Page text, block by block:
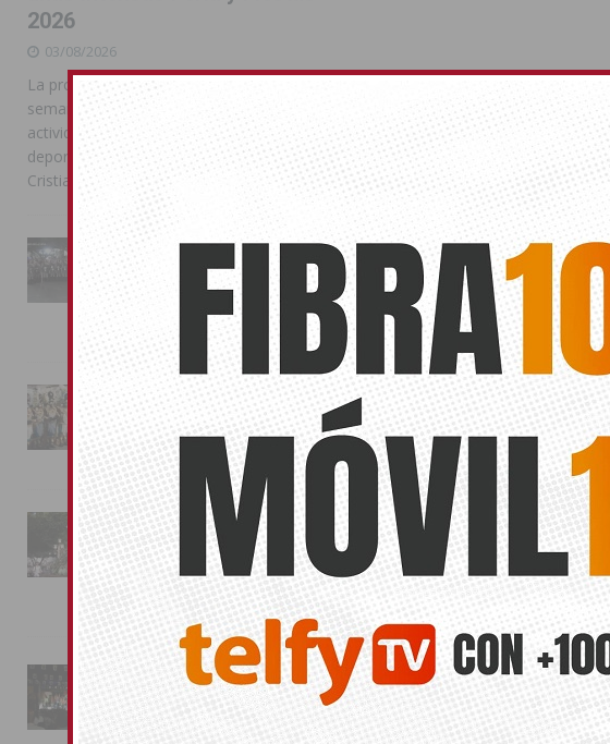
2026
03/08/2026
La programación reunió durante más de una
semana actos institucionales, conciertos,
actividades familiares, competiciones
deportivas y las celebraciones de Moros y
Cristianos
La Entrada Cristiana llena de
esplendor las calles de
Almoradí en una multitudinaria
jornada festera
02/08/2026
La magia de la Entrada Mora
conquista las calles de
Almoradí
01/08/2026
La fiesta se adueña de
Almoradí con la presentación
de los cargos festeros y la
toma del castillo
31/07/2026
Pilar de la Horadada
conmemora con emoción el
40º aniversario de su
independencia como municipio